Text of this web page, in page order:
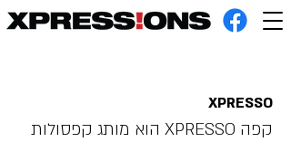
XPRESSO
קפה XPRESSO הוא מותג קפסולות